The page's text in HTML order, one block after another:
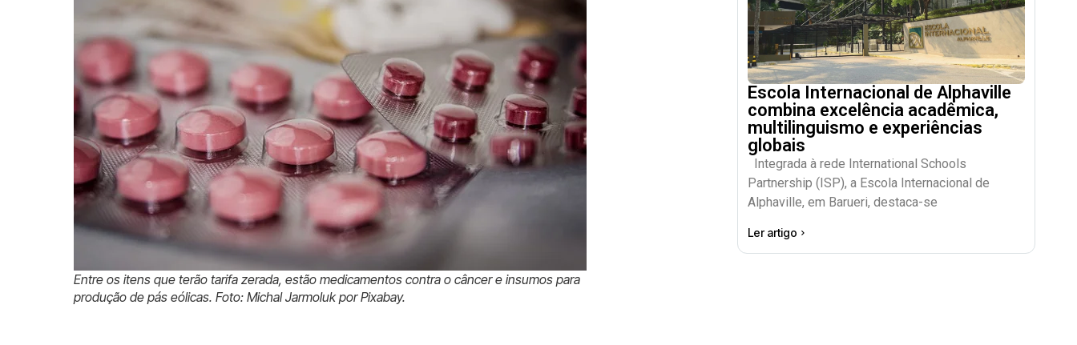
Entre os itens que terão tarifa zerada, estão medicamentos contra o câncer e insumos para
produção de pás eólicas. Foto: Michal Jarmoluk por Pixabay.
Escola Internacional de Alphaville
combina excelência acadêmica,
multilinguismo e experiências
globais
Integrada à rede International Schools
Partnership (ISP), a Escola Internacional de
Alphaville, em Barueri, destaca-se
Ler artigo